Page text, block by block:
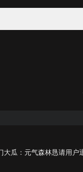
大瓜：元气森林恳请用户